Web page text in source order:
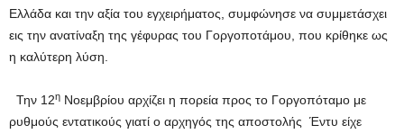
Ελλάδα και την αξία του εγχειρήματος, συμφώνησε να συμμετάσχει
εις την ανατίναξη της γέφυρας του Γοργοποτάμου, που κρίθηκε ως
η καλύτερη λύση.
Την 12η Νοεμβρίου αρχίζει η πορεία προς το Γοργοπόταμο με
ρυθμούς εντατικούς γιατί ο αρχηγός της αποστολής Έντυ είχε